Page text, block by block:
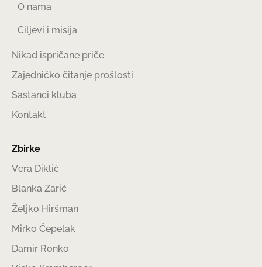
O nama
Ciljevi i misija
Nikad ispričane priče
Zajedničko čitanje prošlosti
Sastanci kluba
Kontakt
Zbirke
Vera Diklić
Blanka Zarić
Željko Hiršman
Mirko Čepelak
Damir Ronko